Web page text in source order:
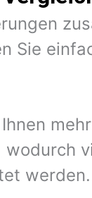
Sie
werden.